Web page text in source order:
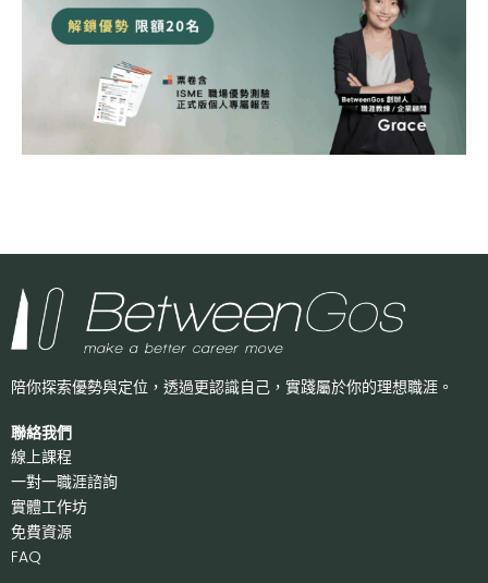
陪你探索優勢與定位，透過更認識自己， 實踐屬於你的理想職涯。
聯絡我們
線上課程
一對一職涯諮詢
實體工作坊
免費資源
FAQ